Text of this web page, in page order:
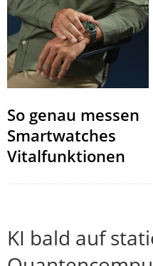
So genau messen
Smartwatches
Vitalfunktionen
KI bald auf